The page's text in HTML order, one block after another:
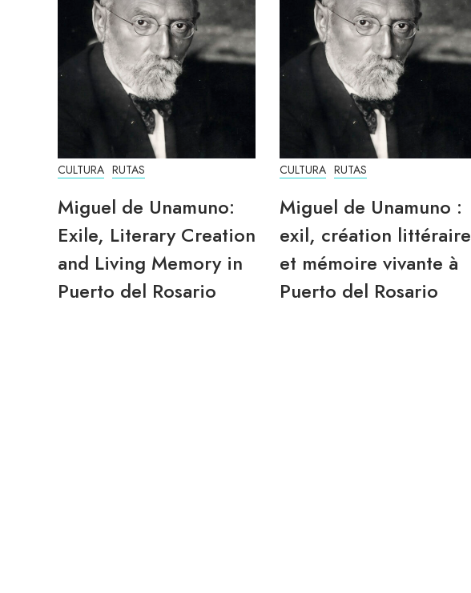
CULTURA RUTAS
Miguel de Unamuno:
Exile, Literary Creation
and Living Memory in
Puerto del Rosario
CULTURA RUTAS
Miguel de Unamuno :
exil, création littéraire
et mémoire vivante à
Puerto del Rosario